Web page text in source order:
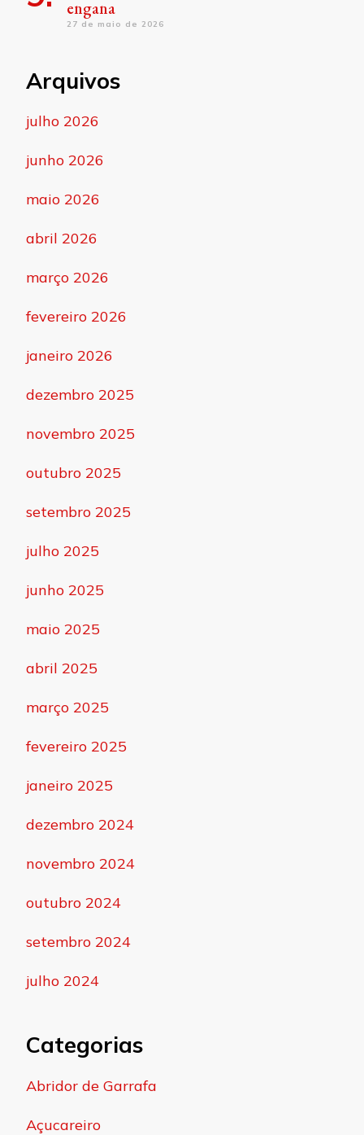
engana
27 de maio de 2026
Arquivos
julho 2026
junho 2026
maio 2026
abril 2026
março 2026
fevereiro 2026
janeiro 2026
dezembro 2025
novembro 2025
outubro 2025
setembro 2025
julho 2025
junho 2025
maio 2025
abril 2025
março 2025
fevereiro 2025
janeiro 2025
dezembro 2024
novembro 2024
outubro 2024
setembro 2024
julho 2024
Categorias
Abridor de Garrafa
Açucareiro